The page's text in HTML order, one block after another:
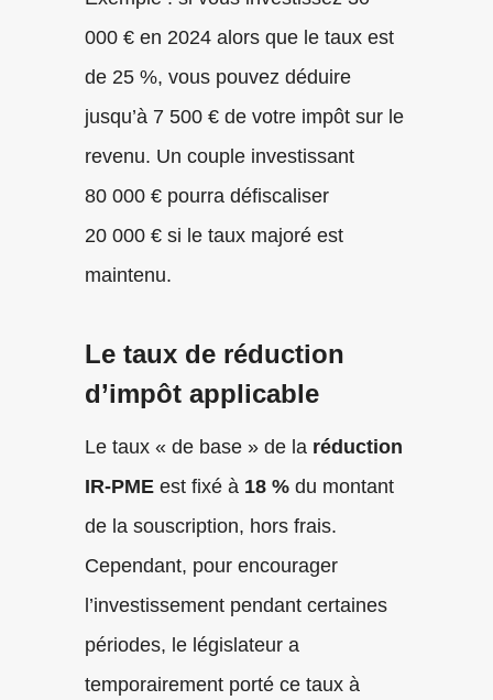
000 € en 2024 alors que le taux est
de 25 %, vous pouvez déduire
jusqu’à 7 500 € de votre impôt sur le
revenu. Un couple investissant
80 000 € pourra défiscaliser
20 000 € si le taux majoré est
maintenu.
Le taux de réduction
d’impôt applicable
Le taux « de base » de la réduction
IR-PMEest fixé à 18 %du montant
de la souscription, hors frais.
Cependant, pour encourager
l’investissement pendant certaines
périodes, le législateur a
temporairement porté ce taux à